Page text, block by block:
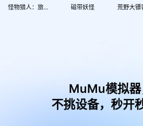
怪物猎人：旅人 磁带妖怪
MuMu模拟器
不挑设备，秒开